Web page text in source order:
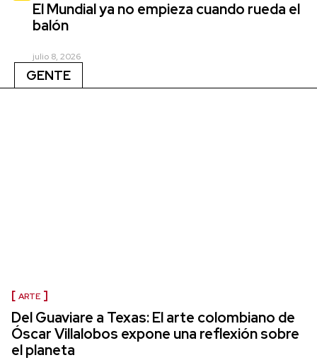
El Mundial ya no empieza cuando rueda el
balón
julio 8, 2026
GENTE
ARTE
Del Guaviare a Texas: El arte colombiano de
Óscar Villalobos expone una reflexión sobre
el planeta